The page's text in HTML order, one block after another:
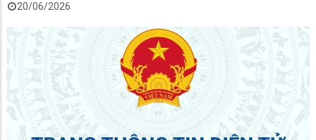
20/06/2026